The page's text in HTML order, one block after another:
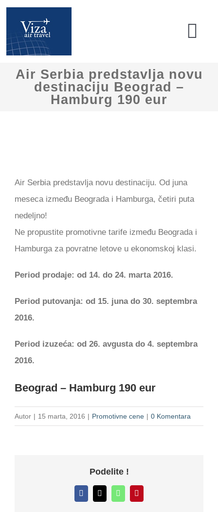
Skip
content
Početna
Avionske karte
Pitanja i Saveti
Promotivne cene
Air Serbia predstavlja novu
destinaciju Beograd –
Hamburg 190 eur
Larger
Image
Air Serbia predstavlja novu destinaciju. Od juna
meseca između Beograda i Hamburga, četiri puta
nedeljno!
Ne propustite promotivne tarife između Beograda i
Hamburga za povratne letove u ekonomskoj klasi.
Period prodaje: od 14. do 24. marta 2016.
Period putovanja: od 15. juna do 30. septembra
2016.
Period izuzeća: od 26. avgusta do 4. septembra
2016.
Beograd – Hamburg 190 eur
Autor | 15 marta, 2016 | Promotivne cene | 0 Komentara
Podelite !
Facebook
X WhatsAppPinterest